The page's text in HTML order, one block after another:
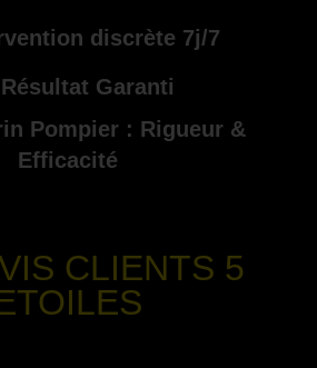
discrète 7j/7
Résultat Garanti
Pompier : Rigueur &
Efficacité
CLIENTS 5